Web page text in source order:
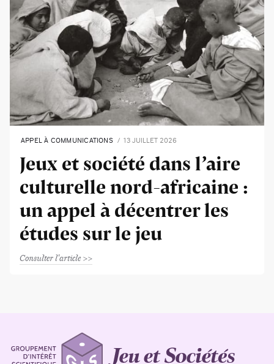
APPEL À COMMUNICATIONS 13 JUILLET 2026
Jeux et société dans l’aire
culturelle nord-africaine :
un appel à décentrer les
études sur le jeu
Consulter l'article